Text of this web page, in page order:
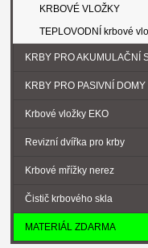
KRBOVÉ VLOŽKY
TEPLOVODNÍ krbové
KRBY PRO AKUMULAČNÍ
KRBY PRO PASIVNÍ DOMY
Krbové vložky EKO
Revizní dvířka pro krby
Krbové mřížky nerez
Čistič krbového skla
MATERIÁL ZDARMA